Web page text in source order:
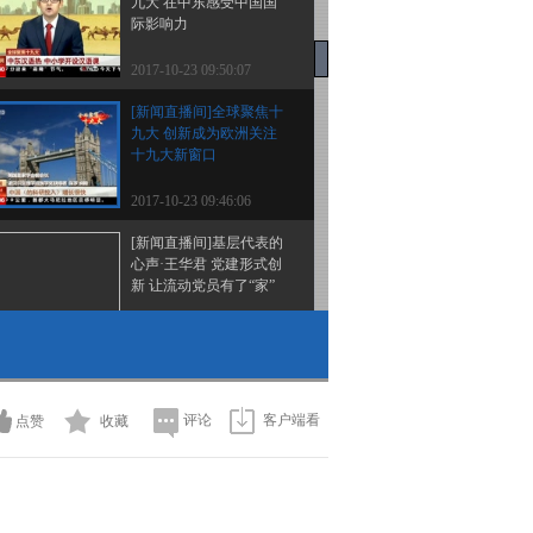
际影响力
2017-10-23 09:50:07
[新闻直播间]全球聚焦十
九大 创新成为欧洲关注
十九大新窗口
2017-10-23 09:46:06
[新闻直播间]基层代表的
心声·王华君 党建形式创
新 让流动党员有了“家”
段”“两个十五年”
2017-10-23 09:40:06
点赞 收藏 评论 客户端看